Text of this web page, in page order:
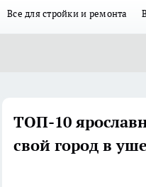
Все для стройки и ремонта
ТОП-10
свой город в